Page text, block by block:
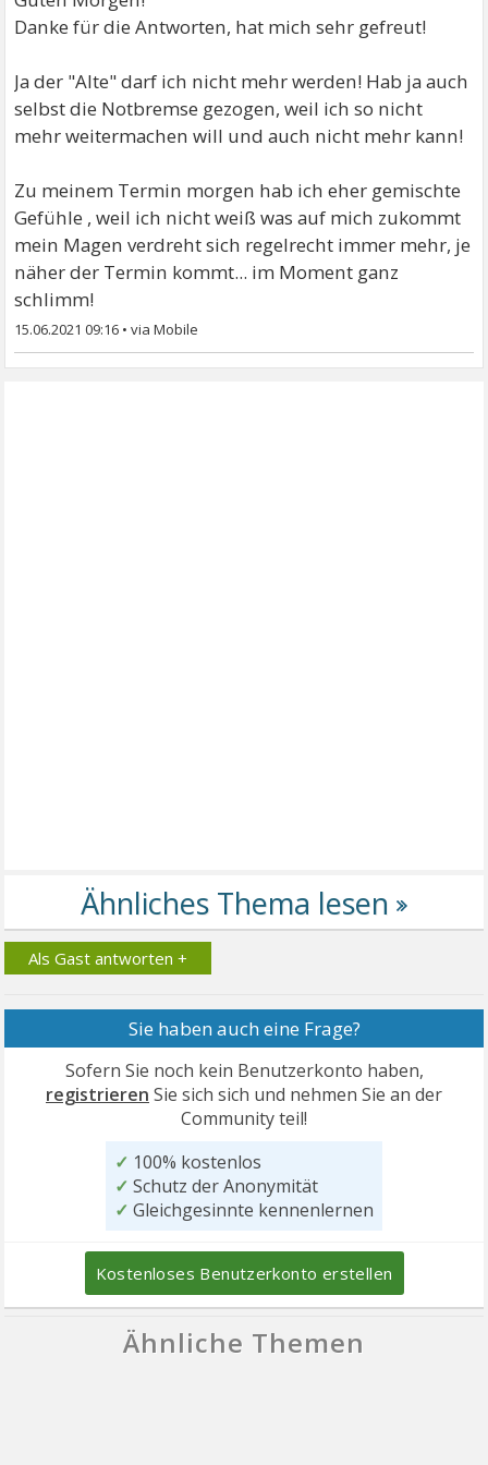
Danke für die Antworten, hat mich sehr gefreut!
Ja der "Alte" darf ich nicht mehr werden! Hab ja auch
selbst die Notbremse gezogen, weil ich so nicht
mehr weitermachen will und auch nicht mehr kann!
Zu meinem Termin morgen hab ich eher gemischte
Gefühle , weil ich nicht weiß was auf mich zukommt
mein Magen verdreht sich regelrecht immer mehr, je
näher der Termin kommt... im Moment ganz
schlimm!
15.06.2021 09:16 •
Als Gast antworten +
Sie haben auch eine Frage?
Sofern Sie noch kein Benutzerkonto haben,
registrieren Sie sich sich und nehmen Sie an der
Community teil!
✓ 100% kostenlos
✓ Schutz der Anonymität
✓ Gleichgesinnte kennenlernen
Kostenloses Benutzerkonto erstellen
Ähnliche Themen